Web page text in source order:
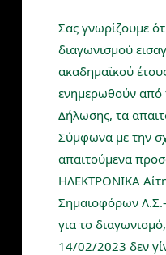
Σας γνωρίζουμε
διαγωνισμού
ακαδημαϊκού
ενημερωθούν από
Δήλωσης, τα
Σύμφωνα με την
απαιτούμενα
ΗΛΕΚΤΡΟΝΙΚΑ
Σημαιοφόρων Λ.Σ.-
για το
14/02/2023 δεν